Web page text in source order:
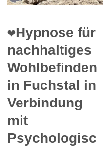
❤️Hypnose für
nachhaltiges
Wohlbefinden
in Fuchstal in
Verbindung
mit
Psychologisc